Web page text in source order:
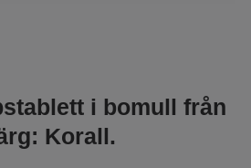
i bomull från
Korall.